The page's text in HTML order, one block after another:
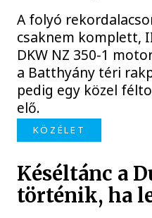
A folyó
csaknem komplett,
DKW NZ 350-1
a Batthyány téri
pedig egy közel
elő.
KÖZÉLET
Késéltánc a
történik, ha